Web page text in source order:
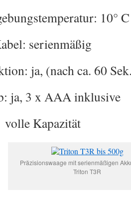
10°
serienmäßig
ja, (nach ca. 60
ja, 3 x AAA inklusive
Kapazität
Präzisionswaage mit serienmäßigen
Triton T3R